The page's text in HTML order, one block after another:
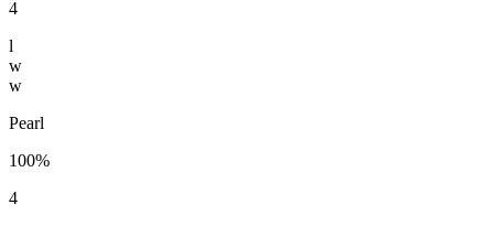
4
l
w
w
Pearl
100%
4